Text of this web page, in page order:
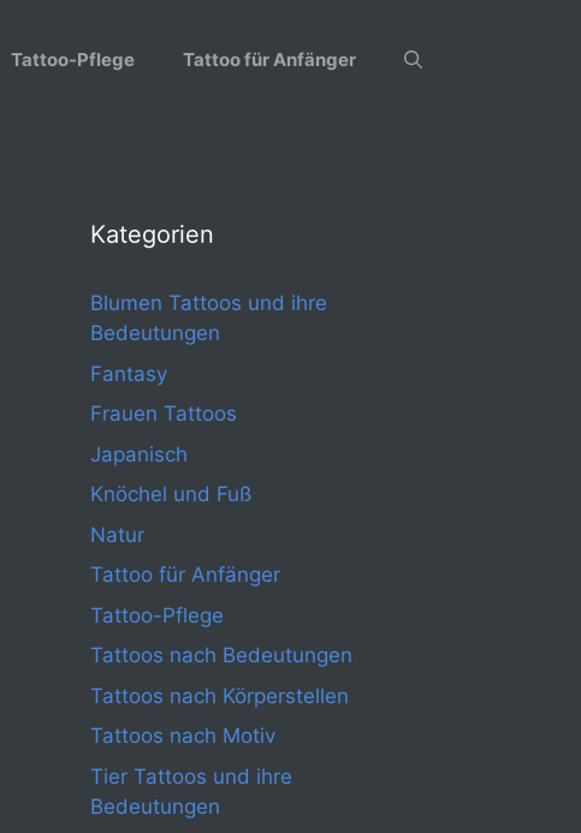
Tattoo-Pflege Tattoo für Anfänger
Kategorien
Blumen Tattoos und ihre
Bedeutungen
Fantasy
Frauen Tattoos
Japanisch
Knöchel und Fuß
Natur
Tattoo für Anfänger
Tattoo-Pflege
Tattoos nach Bedeutungen
Tattoos nach Körperstellen
Tattoos nach Motiv
Tier Tattoos und ihre
Bedeutungen